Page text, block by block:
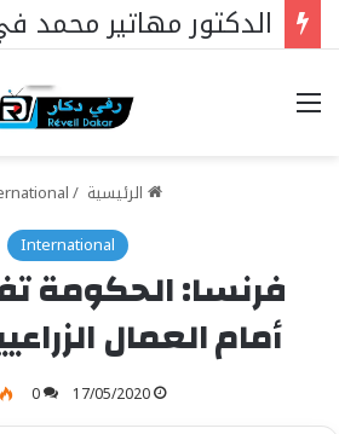
خيارات
الرئيسية /
International
فرنسا: الحكومة
أمام العمال
17/05/2020
0